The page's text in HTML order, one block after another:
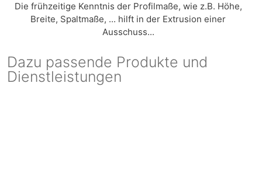
Die frühzeitige Kenntnis der Profilmaße, wie z.B. Höhe,
Breite, Spaltmaße, ... hilft in der Extrusion einer
Ausschuss...
Dazu passende Produkte und
Dienstleistungen